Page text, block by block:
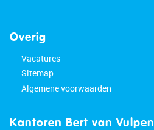
Overig
Vacatures
Sitemap
Algemene voorwaarden
Kantoren Bert van Vulpen